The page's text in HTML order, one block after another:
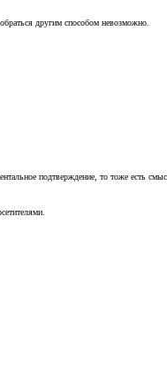
другим способом невозможно.
подтверждение, то тоже есть